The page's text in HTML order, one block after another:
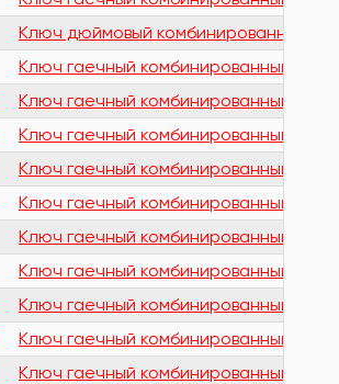
Ключ дюймовый комбинированный с
Ключ гаечный комбинированный с
Ключ гаечный комбинированный
Ключ гаечный комбинированный
Ключ гаечный комбинированный с
Ключ гаечный комбинированный с
Ключ гаечный комбинированный с
Ключ гаечный комбинированный с
Ключ гаечный комбинированный
Ключ гаечный комбинированный
Ключ гаечный комбинированный